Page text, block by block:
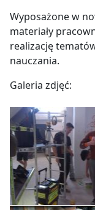
Wyposażone w
materiały
realizację
nauczania.
Galeria zdjęć: